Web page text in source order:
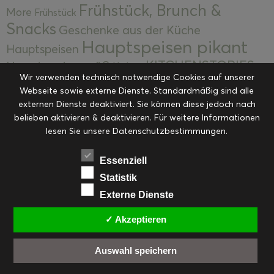
More Frühstück Frühstück, Brunch &
Snacks Geschenke aus der Küche
Hauptspeisen Hauptspeisen pikant
Hauptspeisen süßKekseKITCHENSTORIES
Kuchen, Torten & Desserts Kuchen und
Desserts Kulinarik Kulinarische Mitbringsel &
Eingemachtes Ohne Kategorie Ostern Resteküche
RezepteSaisonalSliderStartseite
Suppen, Salate & Vorspeisen
Vorspeisen, Salate & Suppen
Weihnachten Workshops & Events
FACEBOOK PINTEREST EMAIL
Wir verwenden technisch notwendige Cookies auf unserer
Webseite sowie externe Dienste. Standardmäßig sind alle
externen Dienste deaktiviert. Sie können diese jedoch nach
belieben aktivieren & deaktivieren. Für weitere Informationen
lesen Sie unsere Datenschutzbestimmungen.
Essenziell
Statistik
Externe Dienste
✓ Akzeptieren
Auswahl speichern